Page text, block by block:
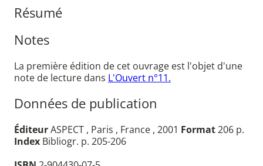
Résumé
Notes
La première édition de cet ouvrage est l'objet d'une
note de lecture dans L'Ouvert n°11.
Données de publication
ÉditeurASPECT , Paris , France , 2001 Format206 p.
Index Bibliogr. p. 205-206